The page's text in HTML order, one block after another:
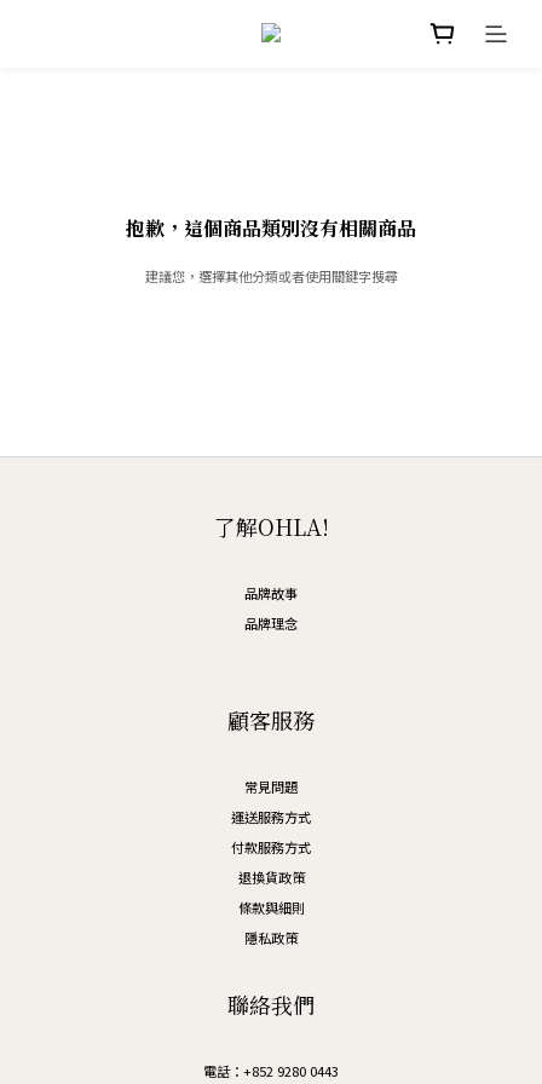
抱歉，這個商品類別沒有相關商品
建議您，選擇其他分類或者使用關鍵字搜尋
了解OHLA!
品牌故事
品牌理念
顧客服務
常見問題
運送服務方式
付款服務方式
退換貨政策
條款與細則
隱私政策
聯絡我們
電話：+852 9280 0443